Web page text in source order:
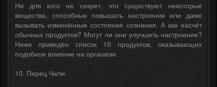
Ни для кого не секрет, что существуют некоторые
вещества, способные повышать настроение или даже
вызывать изменённые состояния сознания. А как насчёт
обычных продуктов? Могут ли они улучшить настроение?
Ниже приведён список 10 продуктов, оказывающих
подобное влияние на организм.
10. Перец Чили.